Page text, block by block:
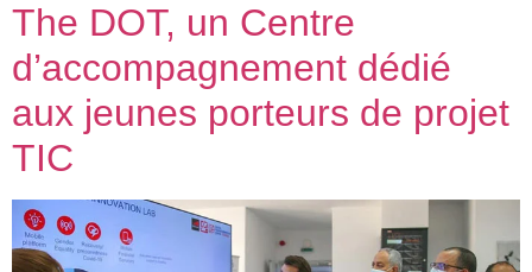
The DOT, un Centre
d’accompagnement dédié
aux jeunes porteurs de projet
TIC